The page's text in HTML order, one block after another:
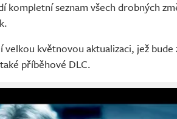
kompletní seznam všech drobných
květnovou aktualizaci, jež bude
příběhové DLC.